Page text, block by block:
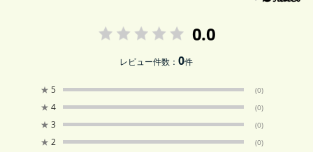
0.0
レビュー件数：0件
★ 5 (0)
★ 4 (0)
★ 3 (0)
★ 2 (0)